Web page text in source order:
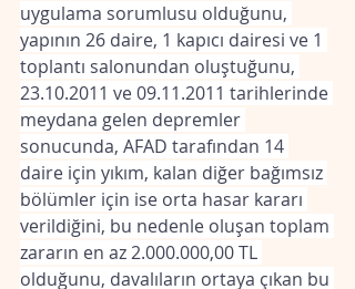
uygulama sorumlusu olduğunu,
yapının 26 daire, 1 kapıcı dairesi ve 1
toplantı salonundan oluştuğunu,
23.10.2011 ve 09.11.2011 tarihlerinde
meydana gelen depremler
sonucunda, AFAD tarafından 14
daire için yıkım, kalan diğer bağımsız
bölümler için ise orta hasar kararı
verildiğini, bu nedenle oluşan toplam
zararın en az 2.000.000,00 TL
olduğunu, davalıların ortaya çıkan bu